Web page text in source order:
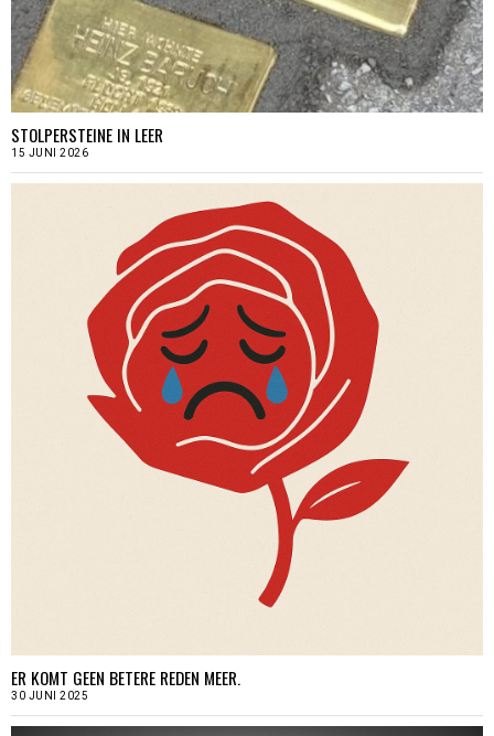
STOLPERSTEINE IN LEER
15 JUNI 2026
ER KOMT GEEN BETERE REDEN MEER.
30 JUNI 2025